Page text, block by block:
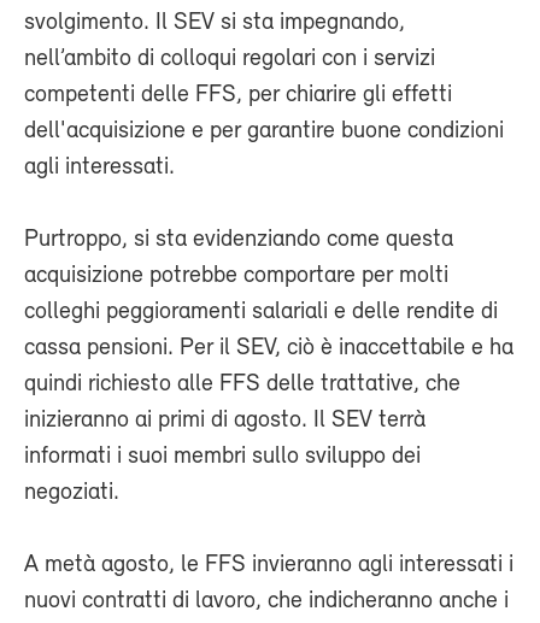
svolgimento. Il SEV si sta impegnando,
nell’ambito di colloqui regolari con i servizi
competenti delle FFS, per chiarire gli effetti
dell'acquisizione e per garantire buone condizioni
agli interessati.
Purtroppo, si sta evidenziando come questa
acquisizione potrebbe comportare per molti
colleghi peggioramenti salariali e delle rendite di
cassa pensioni. Per il SEV, ciò è inaccettabile e ha
quindi richiesto alle FFS delle trattative, che
inizieranno ai primi di agosto. Il SEV terrà
informati i suoi membri sullo sviluppo dei
negoziati.
A metà agosto, le FFS invieranno agli interessati i
nuovi contratti di lavoro, che indicheranno anche i